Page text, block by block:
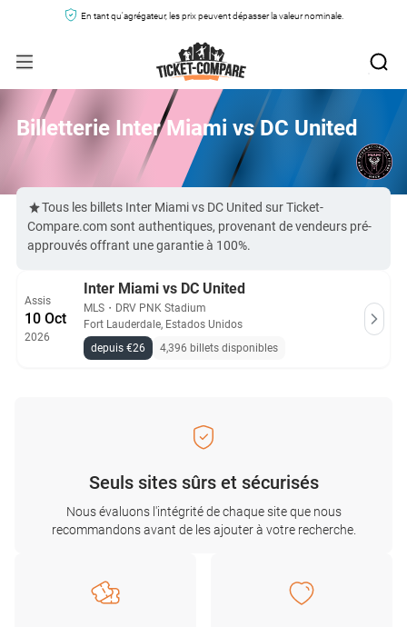
En tant qu'agrégateur, les prix peuvent dépasser la valeur nominale.
Billetterie Inter Miami vs DC United
Tous les billets Inter Miami vs DC United sur Ticket-
Compare.com sont authentiques, provenant de vendeurs pré-
approuvés offrant une garantie à 100%.
Assis
10 Oct
2026
Inter Miami vs DC United
MLS ・ DRV PNK Stadium
Fort Lauderdale, Estados Unidos
depuis €26
4,396 billets disponibles
Seuls sites sûrs et sécurisés
Nous évaluons l'intégrité de chaque site que nous
recommandons avant de les ajouter à votre recherche.